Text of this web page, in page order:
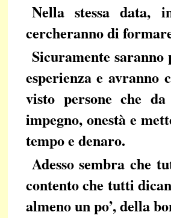
Nella stessa data,
cercheranno di
Sicuramente
esperienza e
visto persone che
impegno, onestà e
tempo e denaro.
Adesso sembra che
contento che tutti
almeno un po’, della